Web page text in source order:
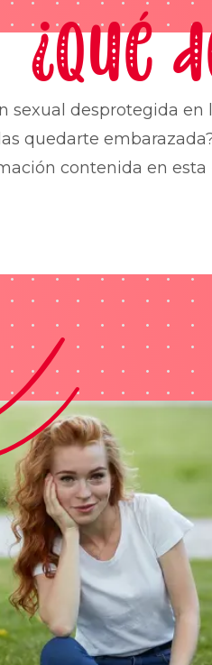
¿Qué
sexual desprotegida en
quedarte
contenida en esta